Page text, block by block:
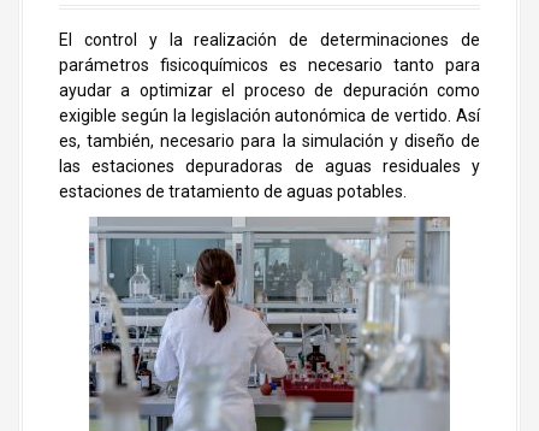
El control y la realización de determinaciones de
parámetros fisicoquímicos es necesario tanto para
ayudar a optimizar el proceso de depuración como
exigible según la legislación autonómica de vertido. Así
es, también, necesario para la simulación y diseño de
las estaciones depuradoras de aguas residuales y
estaciones de tratamiento de aguas potables.